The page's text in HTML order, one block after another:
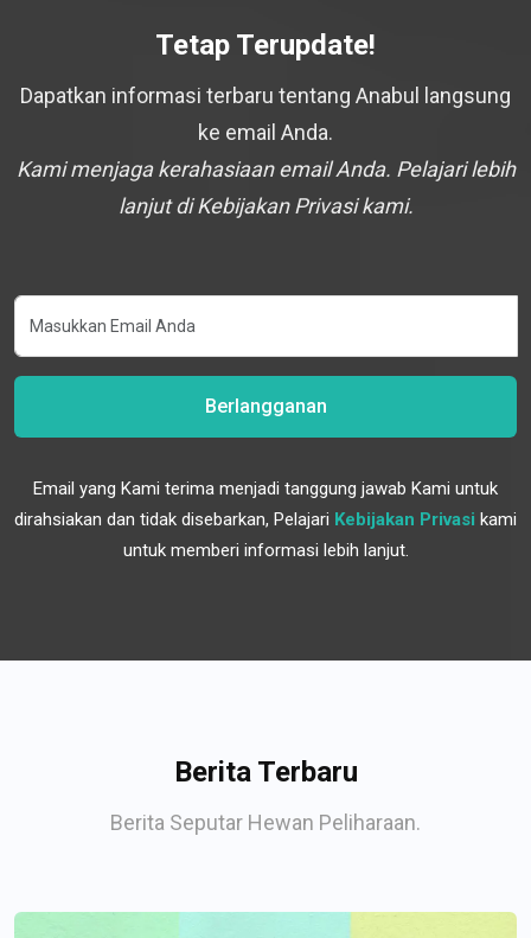
Tetap Terupdate!
Dapatkan informasi terbaru tentang Anabul langsung
ke email Anda.
Kami menjaga kerahasiaan email Anda. Pelajari lebih
lanjut di Kebijakan Privasi kami.
Berlangganan
Email yang Kami terima menjadi tanggung jawab Kami untuk
dirahsiakan dan tidak disebarkan, Pelajari Kebijakan Privasi kami
untuk memberi informasi lebih lanjut.
Berita Terbaru
Berita Seputar Hewan Peliharaan.